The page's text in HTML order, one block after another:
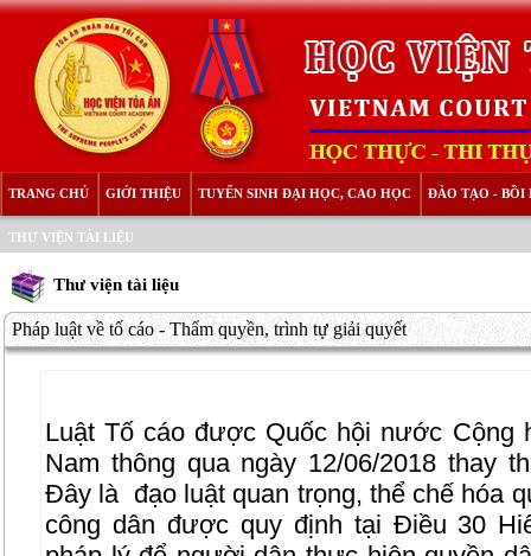
TRANG CHỦ GIỚI THIỆU TUYỂN SINH ĐẠI HỌC, CAO HỌC ĐÀO TẠO - BỒI
THƯ VIỆN TÀI LIỆU
Thư viện tài liệu
Pháp luật về tố cáo - Thẩm quyền, trình tự giải quyết
Luật Tố cáo được Quốc hội nước Cộng
Nam thông qua ngày 12/06/2018 thay
Đây là đạo luật quan trọng, thể chế hóa
công dân được quy định tại Điều 30